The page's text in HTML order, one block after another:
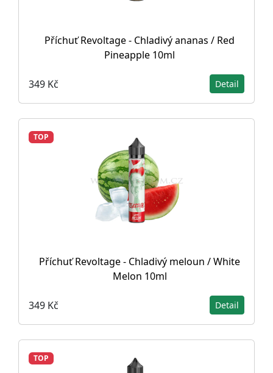
Příchuť Revoltage - Chladivý ananas / Red
Pineapple 10ml
349 Kč Detail
TOP
Příchuť Revoltage - Chladivý meloun / White
Melon 10ml
349 Kč Detail
TOP